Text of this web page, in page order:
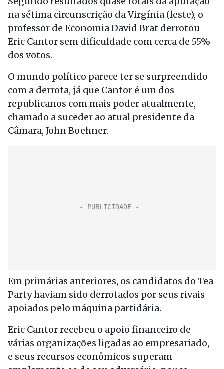
na sétima circunscrição da Virgínia (leste), o
professor de Economia David Brat derrotou
Eric Cantor sem dificuldade com cerca de 55%
dos votos.
O mundo político parece ter se surpreendido
com a derrota, já que Cantor é um dos
republicanos com mais poder atualmente,
chamado a suceder ao atual presidente da
Câmara, John Boehner.
Em primárias anteriores, os candidatos do Tea
Party haviam sido derrotados por seus rivais
apoiados pelo máquina partidária.
Eric Cantor recebeu o apoio financeiro de
várias organizações ligadas ao empresariado,
e seus recursos econômicos superam